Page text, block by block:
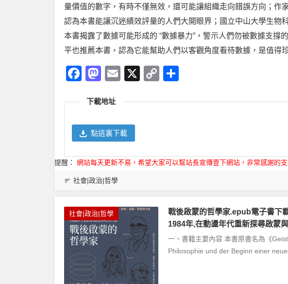
量價值的數字，有時不僅無效，還可能讓組織走向錯誤方向；作
認為本書能讓沉迷績效評量的人們大開眼界；國立中山大學生物
本書揭露了數據可能形成的 “數據暴力”，警示人們勿被數據支撐
平也推薦本書，認為它能幫助人們以客觀角度看待數據，是值得
Facebook
Mastodon
Email
X
Copy
下載地址
點這裏下載
提醒： 網站每天更新不易，希望大家可以幫站長宣傳壹下網站，非常感謝的支
社會|政治|哲學
社會|政治|哲學
戰後啟蒙的哲學家.epub電子書下
1984年,在動盪年代重新探尋啟蒙
一、書籍主要內容 本書原書名為《
Philosophie und der Beginn einer